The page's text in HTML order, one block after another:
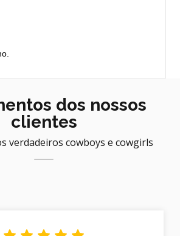
dos nossos
clientes
verdadeiros cowboys e cowgirls